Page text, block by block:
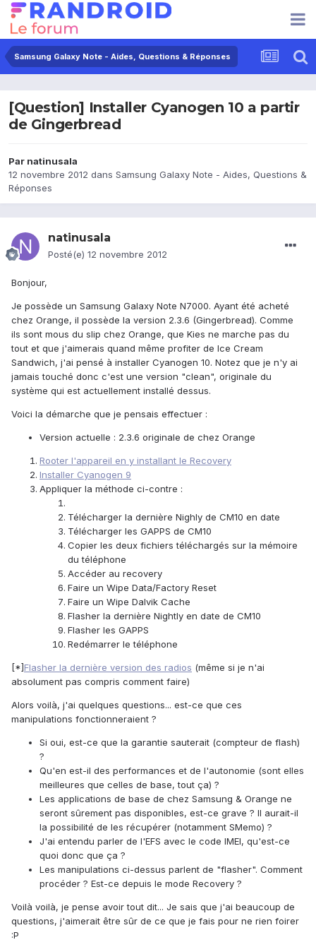
Samsung Galaxy Note - Aides, Questions & Réponses
[Question] Installer Cyanogen 10 a partir
de Gingerbread
Par natinusala
12 novembre 2012 dans Samsung Galaxy Note - Aides, Questions &
Réponses
natinusala
Posté(e) 12 novembre 2012
Bonjour,
Je possède un Samsung Galaxy Note N7000. Ayant été acheté
chez Orange, il possède la version 2.3.6 (Gingerbread). Comme
ils sont mous du slip chez Orange, que Kies ne marche pas du
tout et que j'aimerais quand même profiter de Ice Cream
Sandwich, j'ai pensé à installer Cyanogen 10. Notez que je n'y ai
jamais touché donc c'est une version "clean", originale du
système qui est actuellement installé dessus.
Voici la démarche que je pensais effectuer :
Version actuelle : 2.3.6 originale de chez Orange
Rooter l'appareil en y installant le Recovery
Installer Cyanogen 9
Appliquer la méthode ci-contre :
Télécharger la dernière Nighly de CM10 en date
Télécharger les GAPPS de CM10
Copier les deux fichiers téléchargés sur la mémoire
du téléphone
Accéder au recovery
Faire un Wipe Data/Factory Reset
Faire un Wipe Dalvik Cache
Flasher la dernière Nightly en date de CM10
Flasher les GAPPS
Redémarrer le téléphone
[*]Flasher la dernière version des radios (même si je n'ai
absolument pas compris comment faire)
Alors voilà, j'ai quelques questions... est-ce que ces
manipulations fonctionneraient ?
Si oui, est-ce que la garantie sauterait (compteur de flash)
?
Qu'en est-il des performances et de l'autonomie (sont elles
meilleures que celles de base, tout ça) ?
Les applications de base de chez Samsung & Orange ne
seront sûrement pas disponibles, est-ce grave ? Il aurait-il
la possibilité de les récupérer (notamment SMemo) ?
J'ai entendu parler de l'EFS avec le code IMEI, qu'est-ce
quoi donc que ça ?
Les manipulations ci-dessus parlent de "flasher". Comment
procéder ? Est-ce depuis le mode Recovery ?
Voilà voilà, je pense avoir tout dit... Je sais que j'ai beaucoup de
questions, j'aimerait être sûr de ce que je fais pour ne rien foirer
:P